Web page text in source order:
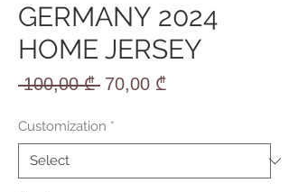
GERMANY 2024
HOME JERSEY
100,00 ₾ Regular
70,00 ₾Sale
Customization *